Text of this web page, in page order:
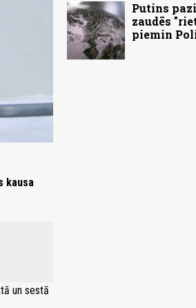
kausa
un sestā
Putins
zaudēs
piemin